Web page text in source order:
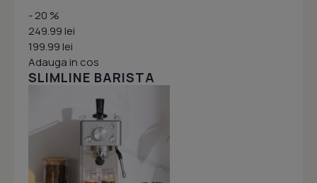
- 20 %
249.99 lei
199.99 lei
Adauga in cos
SLIMLINE BARISTA